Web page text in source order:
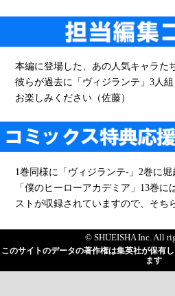
本編に登場した、あの人気キャラた
彼らが過去に「ヴィジランテ」3人
お楽しみください（佐藤）
1巻同様に「ヴィジランテ-」2巻に堀
「僕のヒーローアカデミア」13巻
ストが収録されていますので、そち
© SHUEISHA Inc. All
このサイトのデータの著作権は集英社が保有
ます